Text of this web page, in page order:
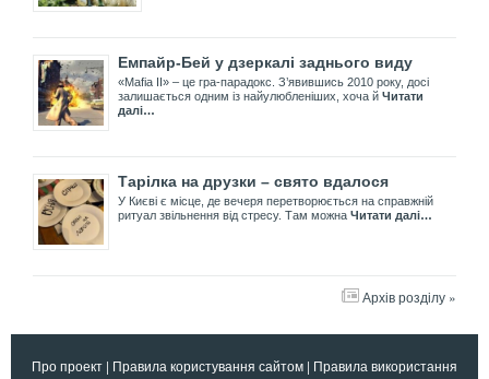
Емпайр-Бей у дзеркалі заднього виду
«Mafia II» – це гра-парадокс. З’явившись 2010 року, досі
залишається одним із найулюбленіших, хоча й Читати
далі…
Тарілка на друзки – свято вдалося
У Києві є місце, де вечеря перетворюється на справжній
ритуал звільнення від стресу. Там можна Читати далі…
Архів розділу »
Про проект | Правила користування сайтом | Правила використання